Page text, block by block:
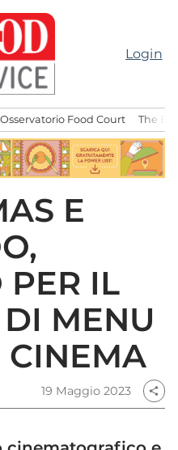
Login
Osservatorio Food Court The
E
PER IL
MENU
CINEMA
19 Maggio 2023 share